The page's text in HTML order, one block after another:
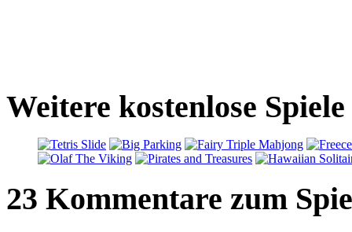
Weitere kostenlose
23 Kommentare zum